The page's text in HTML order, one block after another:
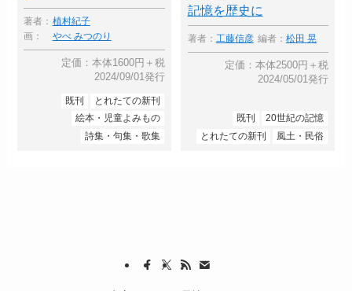
著者： 植村紀子
画：
やべ みつのり
定価：本体1600円＋税
2024/09/01発行
既刊
とれたての新刊
絵本・児童よみもの
詩集・句集・歌集
記憶を歴史に
著者： 工藤信彦 編者： 松田 晃
定価：本体2500円＋税
2024/05/01発行
既刊
20世紀の記憶
とれたての新刊
風土・民俗